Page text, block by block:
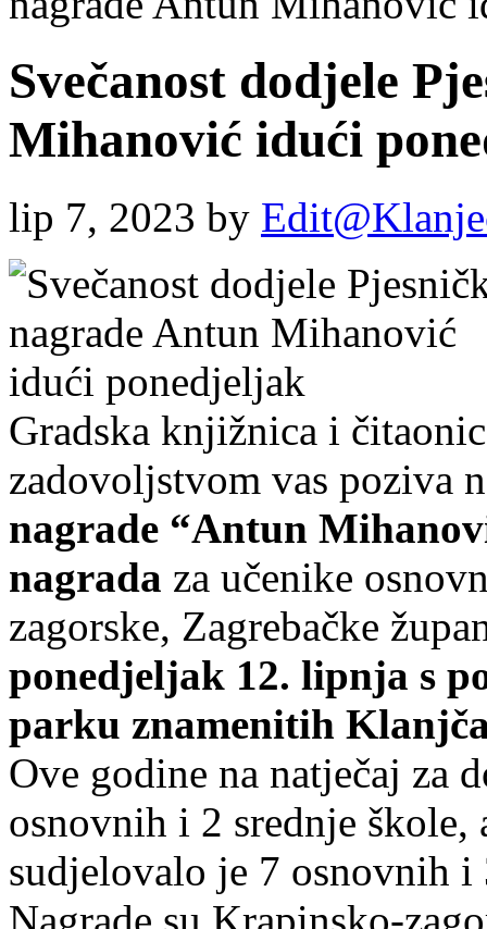
Svečanost dodjele
Mihanović idući
lip 7, 2023 by
Gradska knjižnica i
zadovoljstvom vas poziva
nagrade “Antun
nagrada za učenike
zagorske, Zagrebačke
ponedjeljak 12. lipnja s
parku znamenitih
Ove godine na natječaj za
osnovnih i 2 srednje škole,
sudjelovalo je 7 osnovnih
Nagrade su Krapinsko-